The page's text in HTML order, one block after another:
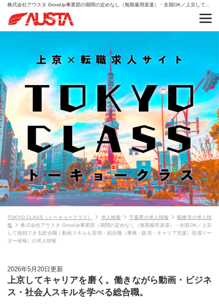
TOKYO CLASS（トーキョークラス） 求人検索 千葉県の求人情報
船橋市の求人情
報
株式会社アウスタ GrowUp事業部（期間の定めなし（無期雇用派遣）・全国OK／上京
して挑戦できる総合職｜動画スキルも習得・総合職（事務・販売・キャリア支援）現場リー
ダー候補）の求人情報
2026年5月20日更新
上京してキャリアを磨く。働きながら動画・ビジネ
ス・社会人スキルを学べる総合職。